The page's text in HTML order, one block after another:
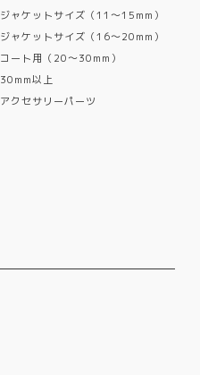
ジャケットサイズ（11〜15mm）
ジャケットサイズ（16〜20mm）
コート用（20〜30mm）
30mm以上
アクセサリーパーツ